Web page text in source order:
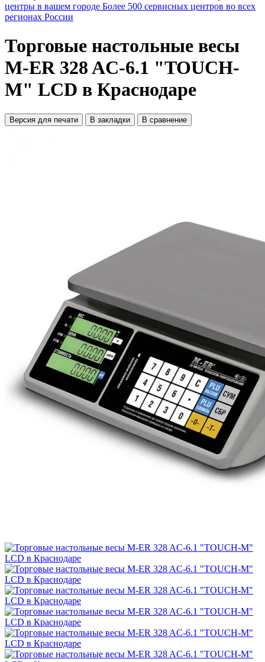
центры в вашем городе Более 500 сервисных центров во всех
регионах России
Торговые настольные весы
M-ER 328 AC-6.1 "TOUCH-
M" LCD в Краснодаре
Версия для печати В закладки В сравнение